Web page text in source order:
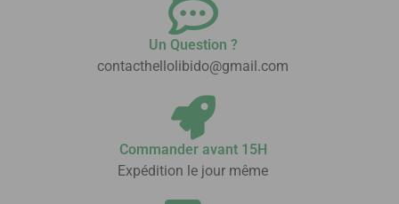
Un Question ?
contacthellolibido@gmail.com
Commander avant 15H
Expédition le jour même